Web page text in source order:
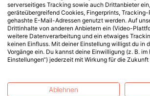
serverseitiges Tracking sowie auch Drittanbieter
geräteübergreifend Cookies, Fingerprints,
gehashte E-Mail-Adressen genutzt werden. Auf
Drittinhalte von anderen Anbietern ein (Video-
weitere Datenverarbeitung und ein etwaiges
keinen Einfluss. Mit deiner Einstellung willigst du in
Vorgänge ein. Du kannst deine Einwilligung (z. B.
Einstellungen“) jederzeit mit Wirkung für die
Ablehnen